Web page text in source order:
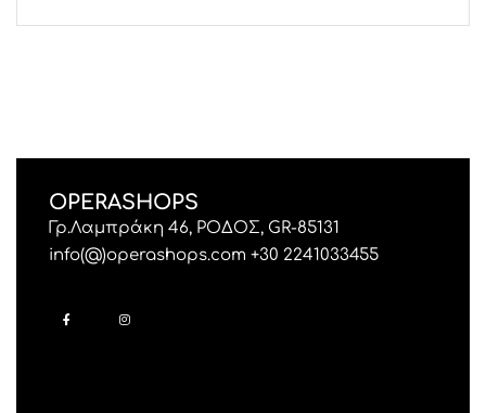
OPERASHOPS
Γρ.Λαμπράκη 46, ΡΟΔΟΣ, GR-85131
info(@)operashops.com +30 2241033455